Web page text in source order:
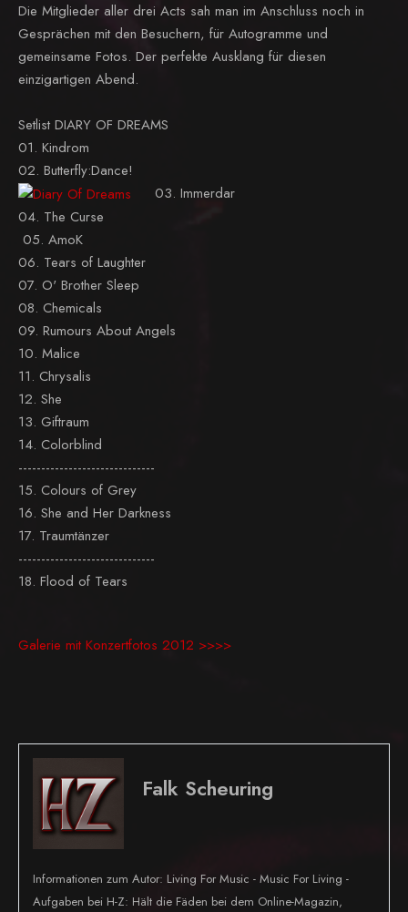
Die Mitglieder aller drei Acts sah man im Anschluss noch in
Gesprächen mit den Besuchern, für Autogramme und
gemeinsame Fotos. Der perfekte Ausklang für diesen
einzigartigen Abend.
Setlist DIARY OF DREAMS
01. Kindrom
02. Butterfly:Dance!
03. Immerdar
04. The Curse
05. AmoK
06. Tears of Laughter
07. O' Brother Sleep
08. Chemicals
09. Rumours About Angels
10. Malice
11. Chrysalis
12. She
13. Giftraum
14. Colorblind
------------------------------
15. Colours of Grey
16. She and Her Darkness
17. Traumtänzer
------------------------------
18. Flood of Tears
Galerie mit Konzertfotos 2012 >>>>
Falk Scheuring
Informationen zum Autor: Living For Music - Music For Living -
Aufgaben bei H-Z: Hält die Fäden bei dem Online-Magazin,